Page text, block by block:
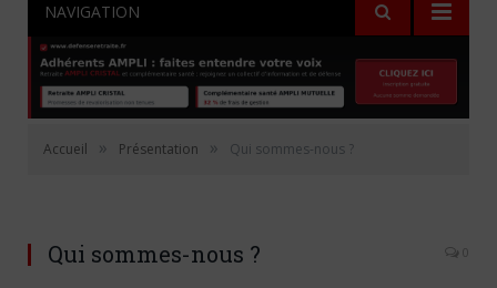
NAVIGATION
Accueil » Présentation » Qui sommes-nous ?
Qui sommes-nous ? 0